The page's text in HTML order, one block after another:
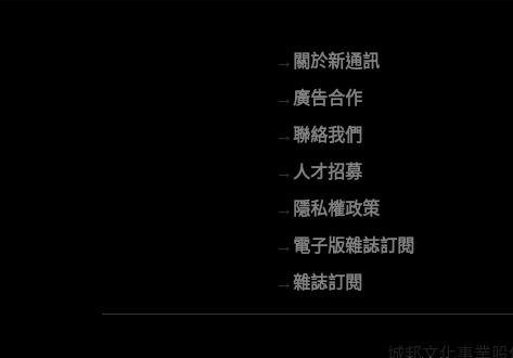
E-
mail
→關於新通訊
→廣告合作
→聯絡我們
→人才招募
→隱私權政策
→電子版雜誌訂閱
→雜誌訂閱
城邦文化事業